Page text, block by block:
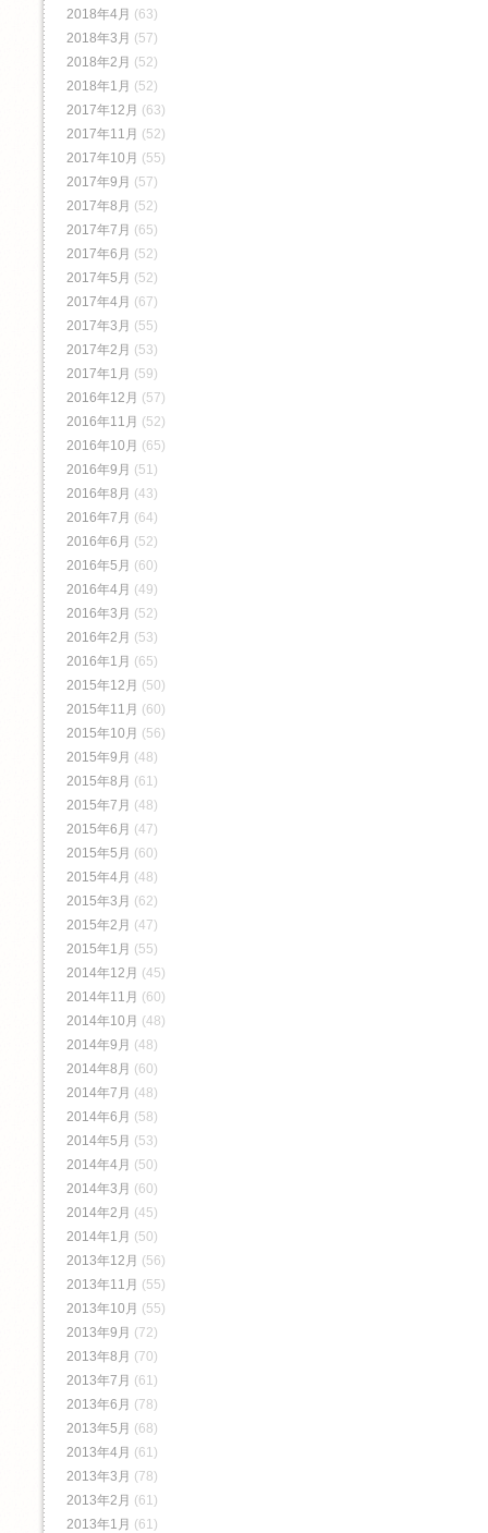
2018年4月 (63)
2018年3月 (57)
2018年2月 (52)
2018年1月 (52)
2017年12月 (63)
2017年11月 (52)
2017年10月 (55)
2017年9月 (57)
2017年8月 (52)
2017年7月 (65)
2017年6月 (52)
2017年5月 (52)
2017年4月 (67)
2017年3月 (55)
2017年2月 (53)
2017年1月 (59)
2016年12月 (57)
2016年11月 (52)
2016年10月 (65)
2016年9月 (51)
2016年8月 (43)
2016年7月 (64)
2016年6月 (52)
2016年5月 (60)
2016年4月 (49)
2016年3月 (52)
2016年2月 (53)
2016年1月 (65)
2015年12月 (50)
2015年11月 (60)
2015年10月 (56)
2015年9月 (48)
2015年8月 (61)
2015年7月 (48)
2015年6月 (47)
2015年5月 (60)
2015年4月 (48)
2015年3月 (62)
2015年2月 (47)
2015年1月 (55)
2014年12月 (45)
2014年11月 (60)
2014年10月 (48)
2014年9月 (48)
2014年8月 (60)
2014年7月 (48)
2014年6月 (58)
2014年5月 (53)
2014年4月 (50)
2014年3月 (60)
2014年2月 (45)
2014年1月 (50)
2013年12月 (56)
2013年11月 (55)
2013年10月 (55)
2013年9月 (72)
2013年8月 (70)
2013年7月 (61)
2013年6月 (78)
2013年5月 (68)
2013年4月 (61)
2013年3月 (78)
2013年2月 (61)
2013年1月 (61)